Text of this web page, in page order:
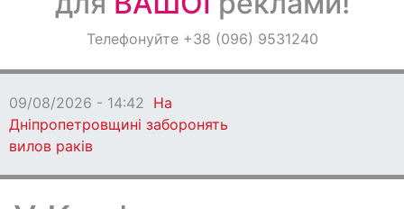
ОголошенняТелефонуйте +38 (096) 9531240
09/08/2026 - 14:42 На
Дніпропетровщині заборонять
вилов раків